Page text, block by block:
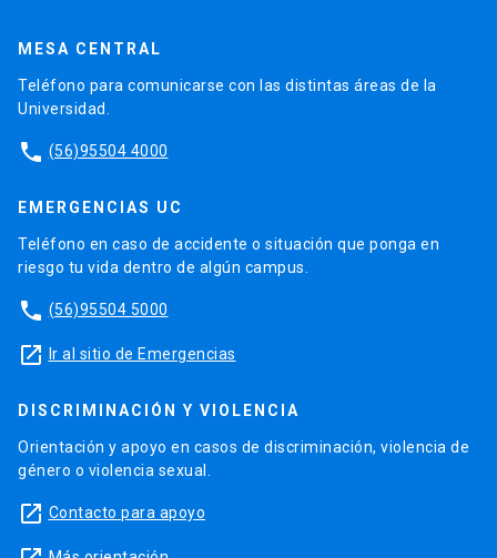
MESA CENTRAL
Teléfono para comunicarse con las distintas áreas de la
Universidad.
phone (56)95504 4000
EMERGENCIAS UC
Teléfono en caso de accidente o situación que ponga en
riesgo tu vida dentro de algún campus.
phone (56)95504 5000
launch Ir al sitio de Emergencias
DISCRIMINACIÓN Y VIOLENCIA
Orientación y apoyo en casos de discriminación, violencia de
género o violencia sexual.
launch Contacto para apoyo